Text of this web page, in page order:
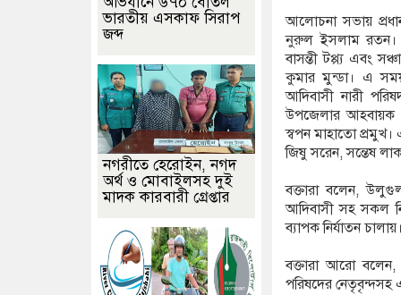
আলোচনা সভায়
নুরুল ইসলাম রতন।
বাসন্তী টপ্প্য এবং
কুমার মুন্ডা। এ
আদিবাসী নারী
উপজেলার আহবায়ক
স্বপন মাহাতো প্রমুখ।
জিষু সরেন, সন্তেষ
বক্তারা বলেন,
আদিবাসী সহ সকল
ব্যাপক নির্যাতন
বক্তারা আরো বলেন,
পরিষদের নেতৃবৃন্দসহ
ভারতীয় এসকাফ সিরাপ
জব্দ
নগরীতে হেরোইন, নগদ
অর্থ ও মোবাইলসহ দুই
মাদক কারবারী গ্রেপ্তার